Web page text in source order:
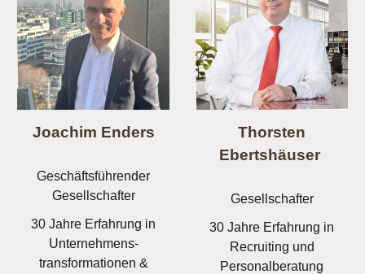
Joachim Enders
Geschäftsführender
Gesellschafter
30 Jahre Erfahrung in
Unternehmens-
transformationen &
Thorsten
Ebertshäuser
Gesellschafter
30 Jahre Erfahrung in
Recruiting und
Personalberatung